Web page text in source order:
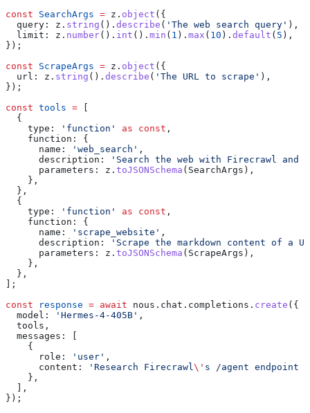
const SearchArgs = z . object ({
  query:
z . string (). describe ( 'The web search query' ),
  limit:
z . number(). int (). min ( 1 ). max ( 10 ). default ( 5 ),
});
const ScrapeArgs = z . object ({
  url:
z . string (). describe ( 'The URL to scrape' ),
});
const tools =
  {
    type:
'function' as const ,
    function:
{
      name:
'web_search' ,
      description:
'Search the web with Firecrawl
      parameters:
z . toJSONSchema ( SearchArgs ),
    },
  },
  {
    type:
'function' as const ,
    function:
{
      name:
'scrape_website' ,
      description:
'Scrape the markdown content of a
      parameters:
z . toJSONSchema ( ScrapeArgs ),
    },
  },
];
const response = await nous . chat . completions . create ({
  model:
'Hermes-4-405B' ,
  tools
,
  messages:
    {
      role:
'user' ,
      content:
'Research Firecrawl\' s /agent endpoint
    },
  ],
});